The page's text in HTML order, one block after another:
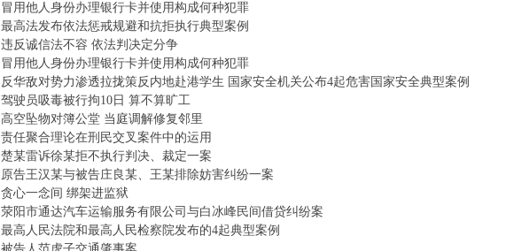
冒用他人身份办理银行卡并使用构成何种犯罪
最高法发布依法惩戒规避和抗拒执行典型案例
违反诚信法不容 依法判决定分争
冒用他人身份办理银行卡并使用构成何种犯罪
反华敌对势力渗透拉拢策反内地赴港学生 国家安全机关公布4起危害国家安全典型案例
驾驶员吸毒被行拘10日 算不算旷工
高空坠物对簿公堂 当庭调解修复邻里
责任聚合理论在刑民交叉案件中的运用
楚某雷诉徐某拒不执行判决、裁定一案
原告王汉某与被告庄良某、王某排除妨害纠纷一案
贪心一念间 绑架进监狱
荥阳市通达汽车运输服务有限公司与白冰峰民间借贷纠纷案
最高人民法院和最高人民检察院发布的4起典型案例